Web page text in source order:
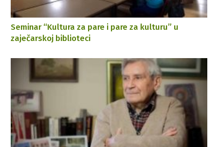
Seminar “Kultura za pare i pare za kulturu” u
zaječarskoj biblioteci